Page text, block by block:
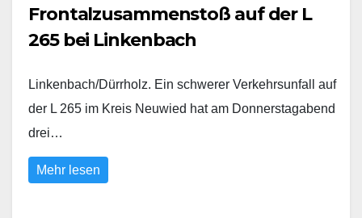
Frontalzusammenstoß auf der L
265 bei Linkenbach
Linkenbach/Dürrholz. Ein schwerer Verkehrsunfall auf
der L 265 im Kreis Neuwied hat am Donnerstagabend
drei…
Mehr lesen